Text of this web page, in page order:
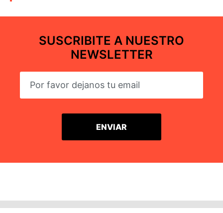
SUSCRIBITE A NUESTRO
NEWSLETTER